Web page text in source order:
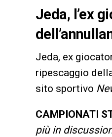
Jeda, l’ex
Jeda, ex
ripescaggio
sito sportivo
CAMPIONATI
più in